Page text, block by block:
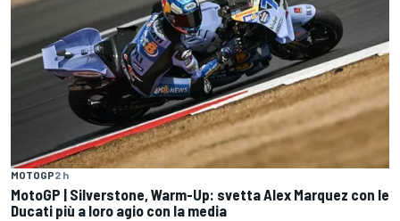
MOTOGP2 h
MotoGP | Silverstone, Warm-Up: svetta Alex Marquez con le
Ducati più a loro agio con la media